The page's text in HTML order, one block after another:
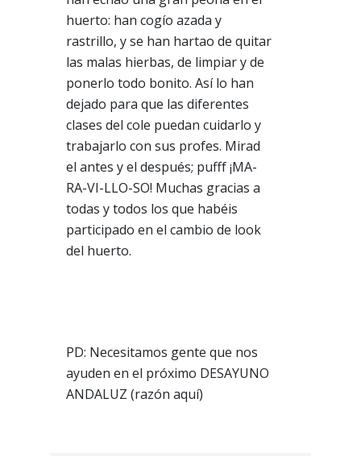
huerto: han cogío azada y
rastrillo, y se han hartao de quitar
las malas hierbas, de limpiar y de
ponerlo todo bonito. Así lo han
dejado para que las diferentes
clases del cole puedan cuidarlo y
trabajarlo con sus profes. Mirad
el antes y el después; pufff ¡MA-
RA-VI-LLO-SO! Muchas gracias a
todas y todos los que habéis
participado en el cambio de look
del huerto.
PD: Necesitamos gente que nos
ayuden en el próximo DESAYUNO
ANDALUZ (razón aquí)